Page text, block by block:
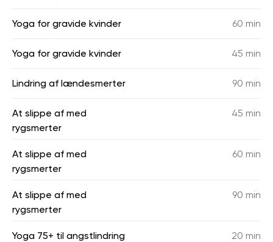
Yoga for gravide kvinder 60 min
Yoga for gravide kvinder 45 min
Lindring af lændesmerter 90 min
At slippe af med
rygsmerter
45 min
At slippe af med
rygsmerter
60 min
At slippe af med
rygsmerter
90 min
Yoga 75+ til angstlindring 20 min